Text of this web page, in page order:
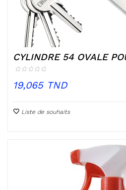
CYLINDRE 54 OVALE
Prix
19,065 TND
Liste de souhaits